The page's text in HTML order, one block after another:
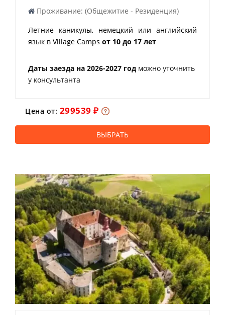
Проживание: (Общежитие - Резиденция)
Летние каникулы, немецкий или английский
язык в Village Camps от 10 до 17 лет
Даты заезда на 2026-2027 год можно уточнить
у консультанта
Цена от: 299539 ₽
ВЫБРАТЬ